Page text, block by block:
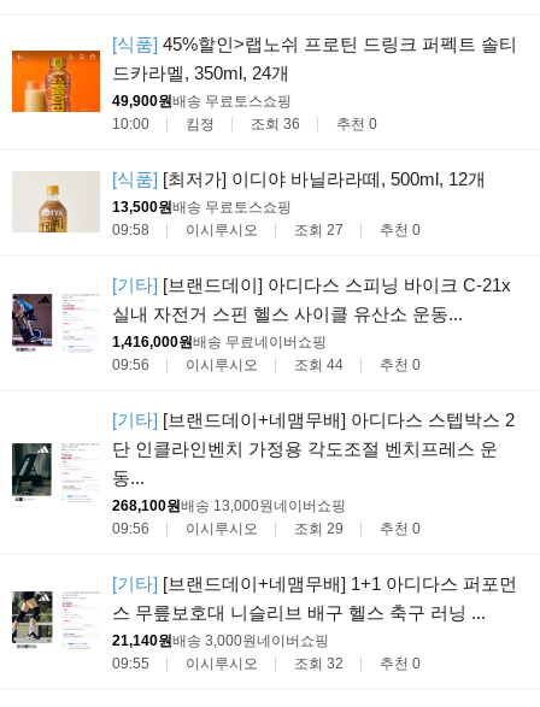
[식품] 45%할인>랩노쉬 프로틴 드링크 퍼펙트 솔티
드카라멜, 350ml, 24개
49,900원배송 무료토스쇼핑
10:00
킴졍 조회 36 추천 0
[식품] [최저가] 이디야 바닐라라떼, 500ml, 12개
13,500원배송 무료토스쇼핑
09:58
이시루시오 조회 27 추천 0
[기타] [브랜드데이] 아디다스 스피닝 바이크 C-21x
실내 자전거 스핀 헬스 사이클 유산소 운동...
1,416,000원배송 무료네이버쇼핑
09:56
이시루시오 조회 44 추천 0
[기타] [브랜드데이+네맴무배] 아디다스 스텝박스 2
단 인클라인벤치 가정용 각도조절 벤치프레스 운
동...
268,100원배송 13,000원네이버쇼핑
09:56
이시루시오 조회 29 추천 0
[기타] [브랜드데이+네맴무배] 1+1 아디다스 퍼포먼
스 무릎보호대 니슬리브 배구 헬스 축구 러닝 ...
21,140원배송 3,000원네이버쇼핑
09:55
이시루시오 조회 32 추천 0